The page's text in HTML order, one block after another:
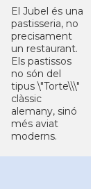
El Jubel és una
pastisseria, no
precisament
un restaurant.
Els pastissos
no són del
tipus \"Torte\\\"
clàssic
alemany, sinó
més aviat
moderns.